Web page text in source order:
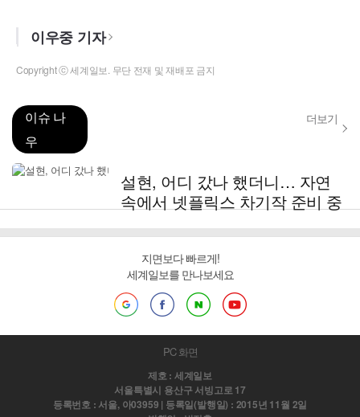
이우중 기자
Copyright ⓒ 세계일보. 무단 전재 및 재배포 금지
이슈 나
우
더보기
설현, 어디 갔나 했더니… 자연
속에서 넷플릭스 차기작 준비 중
지면보다 빠르게!
세계일보를 만나보세요
PC 화면
제호 : 세계일보
서울특별시 용산구 서빙고로 17
등록번호 : 서울, 아03959 | 등록일(발행일) : 2015년 11월 2일